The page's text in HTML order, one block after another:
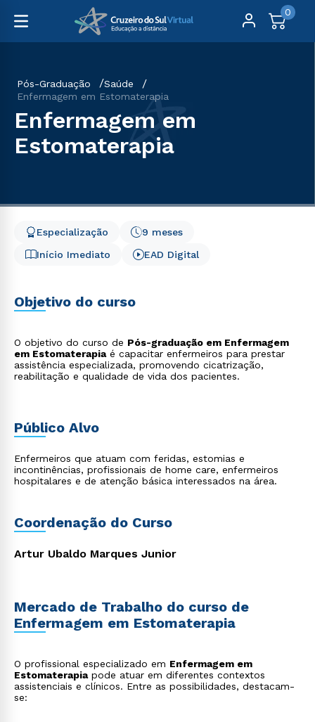
0
Pós-Graduação
Saúde
Enfermagem em Estomaterapia
Enfermagem em
Estomaterapia
Início Imediato
9 meses
Especialização
EAD Digital
Objetivo do curso
O objetivo do curso de Pós-graduação em Enfermagem
em Estomaterapiaé capacitar enfermeiros para prestar
assistência especializada, promovendo cicatrização,
reabilitação e qualidade de vida dos pacientes.
Público Alvo
Enfermeiros que atuam com feridas, estomias e
incontinências, profissionais de home care, enfermeiros
hospitalares e de atenção básica interessados na área.
Coordenação do Curso
Artur Ubaldo Marques Junior
Mercado de Trabalho do curso de
Enfermagem em Estomaterapia
O profissional especializado em Enfermagem em
Estomaterapiapode atuar em diferentes contextos
assistenciais e clínicos. Entre as possibilidades, destacam-
se: